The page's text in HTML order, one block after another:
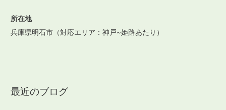
所在地
兵庫県明石市（対応エリア：神戸~姫路あたり）
最近のブログ